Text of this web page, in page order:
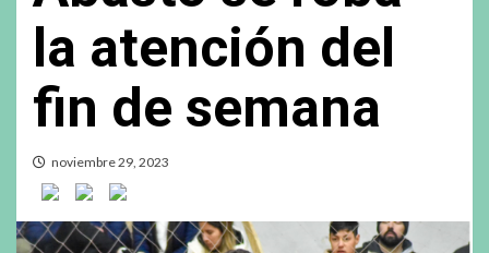
la atención del
fin de semana
noviembre 29, 2023